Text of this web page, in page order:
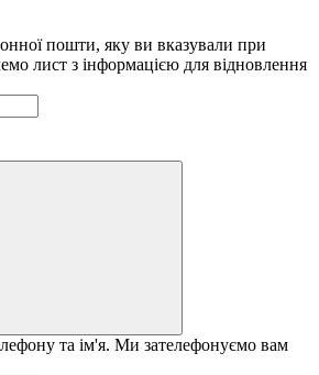
пошти, яку ви вказували при
лист з інформацією для відновлення
та ім'я. Ми зателефонуємо вам